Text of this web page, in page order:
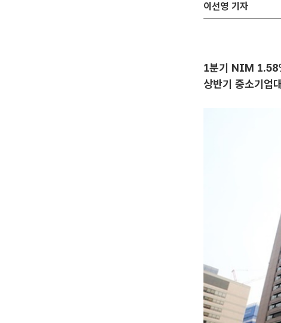
이선영 기자
1분기 NIM
상반기 중소기업